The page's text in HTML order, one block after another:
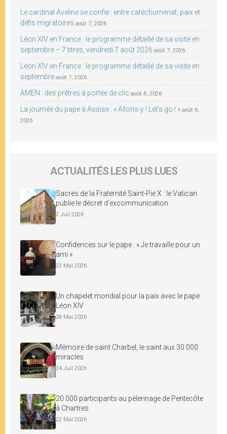
Le cardinal Aveline se confie : entre catéchuménat, paix et
défis migratoires août 7, 2026
Léon XIV en France : le programme détaillé de sa visite en
septembre – 7 titres, vendredi 7 août 2026 août 7, 2026
Léon XIV en France : le programme détaillé de sa visite en
septembre août 7, 2026
AMEN : des prêtres à portée de clic août 6, 2026
La journée du pape à Assise : « Allons-y ! Let’s go ! » août 6,
2026
ACTUALITÉS LES PLUS LUES
Sacres de la Fraternité Saint-Pie X : le Vatican
publie le décret d’excommunication
2 Juil 2026
Confidences sur le pape : « Je travaille pour un
ami »
22 Mai 2026
Un chapelet mondial pour la paix avec le pape
Léon XIV
28 Mai 2026
Mémoire de saint Charbel, le saint aux 30 000
miracles
24 Juil 2026
20 000 participants au pèlerinage de Pentecôte
à Chartres
22 Mai 2026